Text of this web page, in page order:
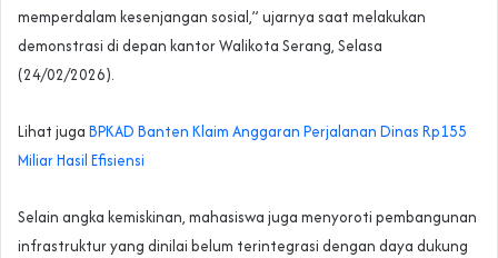
memperdalam kesenjangan sosial,” ujarnya saat melakukan
demonstrasi di depan kantor Walikota Serang, Selasa
(24/02/2026).
Lihat juga BPKAD Banten Klaim Anggaran Perjalanan Dinas Rp155
Miliar Hasil Efisiensi
Selain angka kemiskinan, mahasiswa juga menyoroti pembangunan
infrastruktur yang dinilai belum terintegrasi dengan daya dukung